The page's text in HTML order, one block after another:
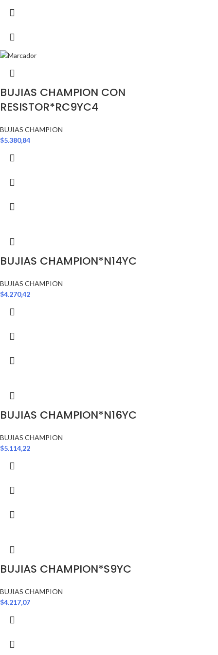
BUJIAS CHAMPION CON
RESISTOR*RC9YC4
BUJIAS CHAMPION
$5.380,84
BUJIAS CHAMPION*N14YC
BUJIAS CHAMPION
$4.270,42
BUJIAS CHAMPION*N16YC
BUJIAS CHAMPION
$5.114,22
BUJIAS CHAMPION*S9YC
BUJIAS CHAMPION
$4.217,07